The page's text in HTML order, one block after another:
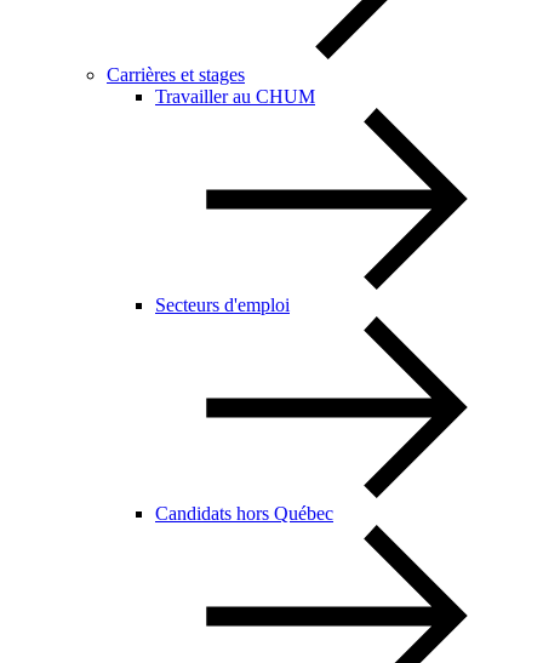
Carrières et stages
Travailler au CHUM
Secteurs d'emploi
Candidats hors Québec